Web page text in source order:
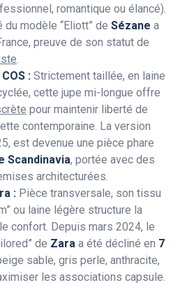
romantique ou élancé).
du modèle “Eliott” de Sézane a
preuve de son statut de
.
: Strictement taillée, en laine
cette jupe mi-longue offre
pour maintenir liberté de
contemporaine. La version
est devenue une pièce phare
Scandinavia, portée avec des
architecturées.
: Pièce transversale, son tissu
ou laine légère structure la
confort. Depuis mars 2024, le
de Zara a été décliné en 7
sable, gris perle, anthracite,
les associations capsule.